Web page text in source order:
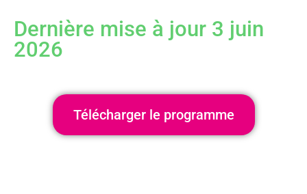
Dernière mise à jour 3 juin
2026
Télécharger le programme